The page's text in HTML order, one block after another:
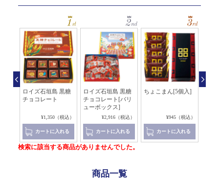
ロイズ石垣島 黒糖
チョコレート
¥1,350（税込）
カートに入れる
ロイズ石垣島 黒糖
チョコレート[バリ
ューボックス]
¥2,916（税込）
カートに入れる
ちょこまん[5個入]
¥945（税込）
カートに入れる
検索に該当する商品がありませんでした。
商品一覧